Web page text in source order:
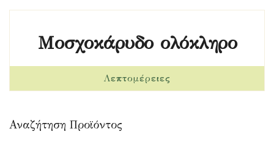
Μοσχοκάρυδο ολόκληρο
Αναζήτηση Προϊόντος